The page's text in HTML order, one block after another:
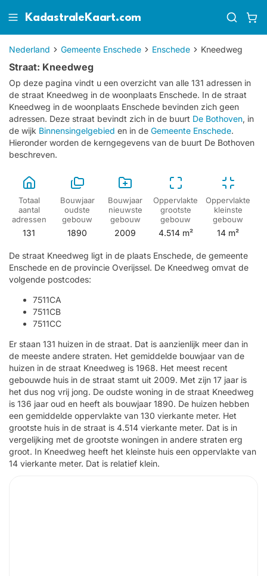
KadastraleKaart.com
Nederland Gemeente Enschede Enschede Kneedweg
Straat: Kneedweg
Op deze pagina vindt u een overzicht van alle 131 adressen in
de straat Kneedweg in de woonplaats Enschede. In de straat
Kneedweg in de woonplaats Enschede bevinden zich geen
adressen. Deze straat bevindt zich in de buurt De Bothoven, in
de wijk Binnensingelgebied en in de Gemeente Enschede.
Hieronder worden de kerngegevens van de buurt De Bothoven
beschreven.
Totaal
aantal
adressen
131
Bouwjaar
oudste
gebouw
1890
Bouwjaar
nieuwste
gebouw
2009
Oppervlakte
grootste
gebouw
4.514 m²
Oppervlakte
kleinste
gebouw
14 m²
De straat Kneedweg ligt in de plaats Enschede, de gemeente
Enschede en de provincie Overijssel. De Kneedweg omvat de
volgende postcodes:
7511CA
7511CB
7511CC
Er staan 131 huizen in de straat. Dat is aanzienlijk meer dan in
de meeste andere straten. Het gemiddelde bouwjaar van de
huizen in de straat Kneedweg is 1968. Het meest recent
gebouwde huis in de straat stamt uit 2009. Met zijn 17 jaar is
het dus nog vrij jong. De oudste woning in de straat Kneedweg
is 136 jaar oud en heeft als bouwjaar 1890. De huizen hebben
een gemiddelde oppervlakte van 130 vierkante meter. Het
grootste huis in de straat is 4.514 vierkante meter. Dat is in
vergelijking met de grootste woningen in andere straten erg
groot. In Kneedweg heeft het kleinste huis een oppervlakte van
14 vierkante meter. Dat is relatief klein.